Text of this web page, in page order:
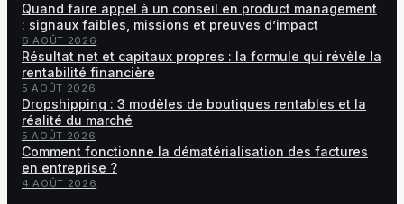
Quand faire appel à un conseil en product management
: signaux faibles, missions et preuves d’impact
6 AOÛT 2026
Résultat net et capitaux propres : la formule qui révèle la
rentabilité financière
5 AOÛT 2026
Dropshipping : 3 modèles de boutiques rentables et la
réalité du marché
5 AOÛT 2026
Comment fonctionne la dématérialisation des factures
en entreprise ?
4 AOÛT 2026